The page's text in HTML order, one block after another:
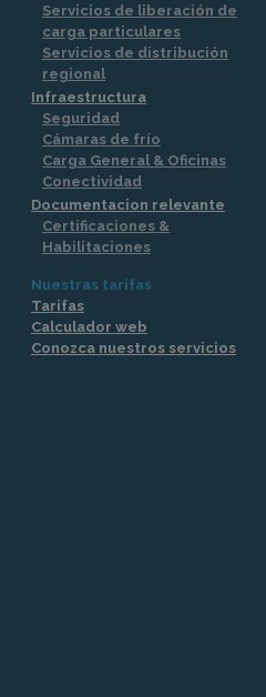
Servicios de liberación de
carga particulares
Servicios de distribución
regional
Infraestructura
Seguridad
Cámaras de frío
Carga General & Oficinas
Conectividad
Documentacion relevante
Certificaciones &
Habilitaciones
Nuestras tarifas
Tarifas
Calculador web
Conozca nuestros servicios